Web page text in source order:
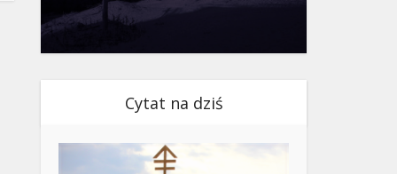
Cytat na dziś